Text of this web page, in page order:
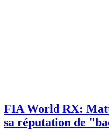
FIA World RX:
sa réputation de